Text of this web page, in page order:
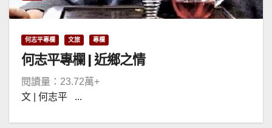
何志平專欄 文旅 專欄
何志平專欄 | 近鄉之情
閱讀量：23.72萬+
文 | 何志平 ...